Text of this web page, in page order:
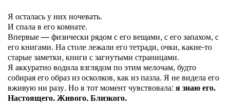
Я осталась у них ночевать.
И спала в его комнате.
Впервые — физически рядом с его вещами, с его запахом, с
его книгами. На столе лежали его тетради, очки, какие-то
старые заметки, книги с загнутыми страницами.
Я аккуратно водила взглядом по этим мелочам, будто
собирая его образ из осколков, как из пазла. Я не видела его
вживую ни разу. Но в тот момент чувствовала: я знаю его.
Настоящего. Живого. Близкого.